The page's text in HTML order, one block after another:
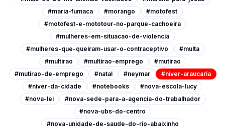
#maria-fumaca
#morango
#motofest
#motofest-e-mototour-no-parque-cachoeira
#mulheres-em-situacao-de-violencia
#mulheres-que-queiram-usar-o-contraceptivo
#multa
#multirao
#multirao-emprego
#mutirao
#mutirao-de-emprego
#natal #neymar
#niver-araucaria
#niver-da-cidade
#notebooks
#nova-escola-lucy
#nova-lei
#nova-sede-para-a-agencia-do-trabalhador
#nova-ubs-do-centro
#nova-unidade-de-saude-do-rio-abaixinho